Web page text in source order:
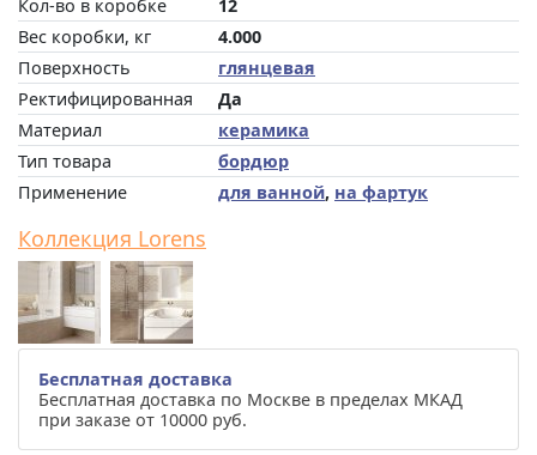
Кол-во в коробке
12
Вес коробки, кг
4.000
Поверхность
глянцевая
Ректифицированная
Да
Материал
керамика
Тип товара
бордюр
Применение
для ванной, на фартук
Коллекция Lorens
Бесплатная доставка
Бесплатная доставка по Москве в пределах МКАД
при заказе от 10000 руб.